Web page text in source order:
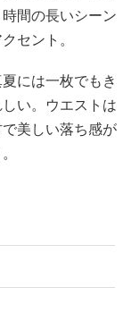
間の長いシーン
セント。
には一枚でもき
い。ウエストは
美しい落ち感が